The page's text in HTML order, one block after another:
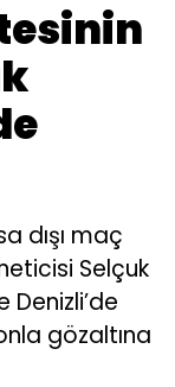
dışı maç
Selçuk
Denizli’de
gözaltına